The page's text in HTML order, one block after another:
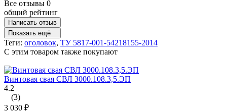
Все отзывы 0
общий рейтинг
Написать отзыв
Показать ещё
Теги: оголовок, ТУ 5817-001-54218155-2014
C этим товаром также покупают
Винтовая свая СВЛ 3000.108.3,5.ЭП
4.2
(3)
3 030 ₽